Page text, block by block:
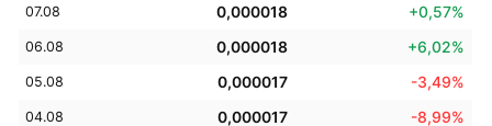
07.08 0,000018 +0,57%
06.08 0,000018 +6,02%
05.08 0,000017 -3,49%
04.08 0,000017 -8,99%